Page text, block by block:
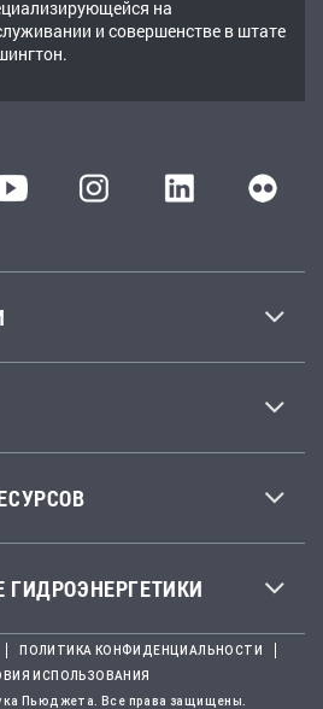
на
и совершенстве в штате
ПОЛИТИКА КОНФИДЕНЦИАЛЬНОСТИ
ИСПОЛЬЗОВАНИЯ
Пьюджета. Все права защищены.